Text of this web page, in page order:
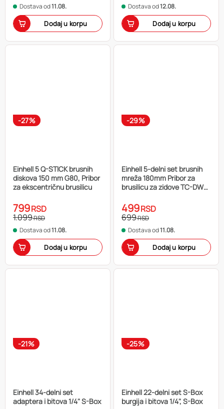
Dostava od11.08.
Dodaj u korpu
Dostava od12.08.
Dodaj u korpu
-27%
Einhell 5 Q-STICK brusnih
diskova 150 mm G80, Pribor
za ekscentričnu brusilicu
799RSD
1.099RSD
Dostava od11.08.
Dodaj u korpu
-29%
Einhell 5-delni set brusnih
mreža 180mm Pribor za
brusilicu za zidove TC-DW
499RSD
699RSD
Dostava od11.08.
Dodaj u korpu
-21%
Einhell 34-delni set
adaptera i bitova 1/4" S-Box
-25%
Einhell 22-delni set S-Box
burgija i bitova 1/4", S-Box